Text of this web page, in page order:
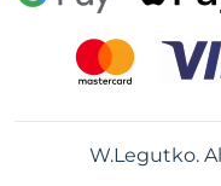
W.Legutko.